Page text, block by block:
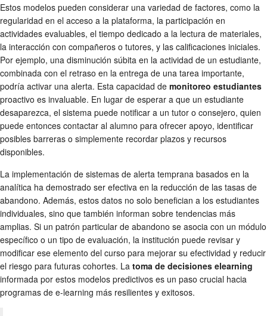
Estos modelos pueden considerar una variedad de factores, como la
regularidad en el acceso a la plataforma, la participación en
actividades evaluables, el tiempo dedicado a la lectura de materiales,
la interacción con compañeros o tutores, y las calificaciones iniciales.
Por ejemplo, una disminución súbita en la actividad de un estudiante,
combinada con el retraso en la entrega de una tarea importante,
podría activar una alerta. Esta capacidad de monitoreo estudiantes
proactivo es invaluable. En lugar de esperar a que un estudiante
desaparezca, el sistema puede notificar a un tutor o consejero, quien
puede entonces contactar al alumno para ofrecer apoyo, identificar
posibles barreras o simplemente recordar plazos y recursos
disponibles.
La implementación de sistemas de alerta temprana basados en la
analítica ha demostrado ser efectiva en la reducción de las tasas de
abandono. Además, estos datos no solo benefician a los estudiantes
individuales, sino que también informan sobre tendencias más
amplias. Si un patrón particular de abandono se asocia con un módulo
específico o un tipo de evaluación, la institución puede revisar y
modificar ese elemento del curso para mejorar su efectividad y reducir
el riesgo para futuras cohortes. La toma de decisiones elearning
informada por estos modelos predictivos es un paso crucial hacia
programas de e-learning más resilientes y exitosos.